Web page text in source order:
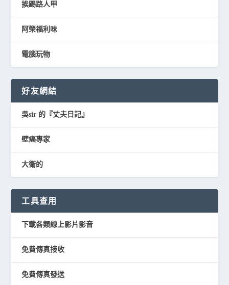
挨踢路人甲
阿榮福利味
電腦玩物
好友網結
吳sir 的『丈夫日記』
壁癌專家
大衛的
工具查用
下載各類線上影片影音
免費傳真接收
免費傳真發送